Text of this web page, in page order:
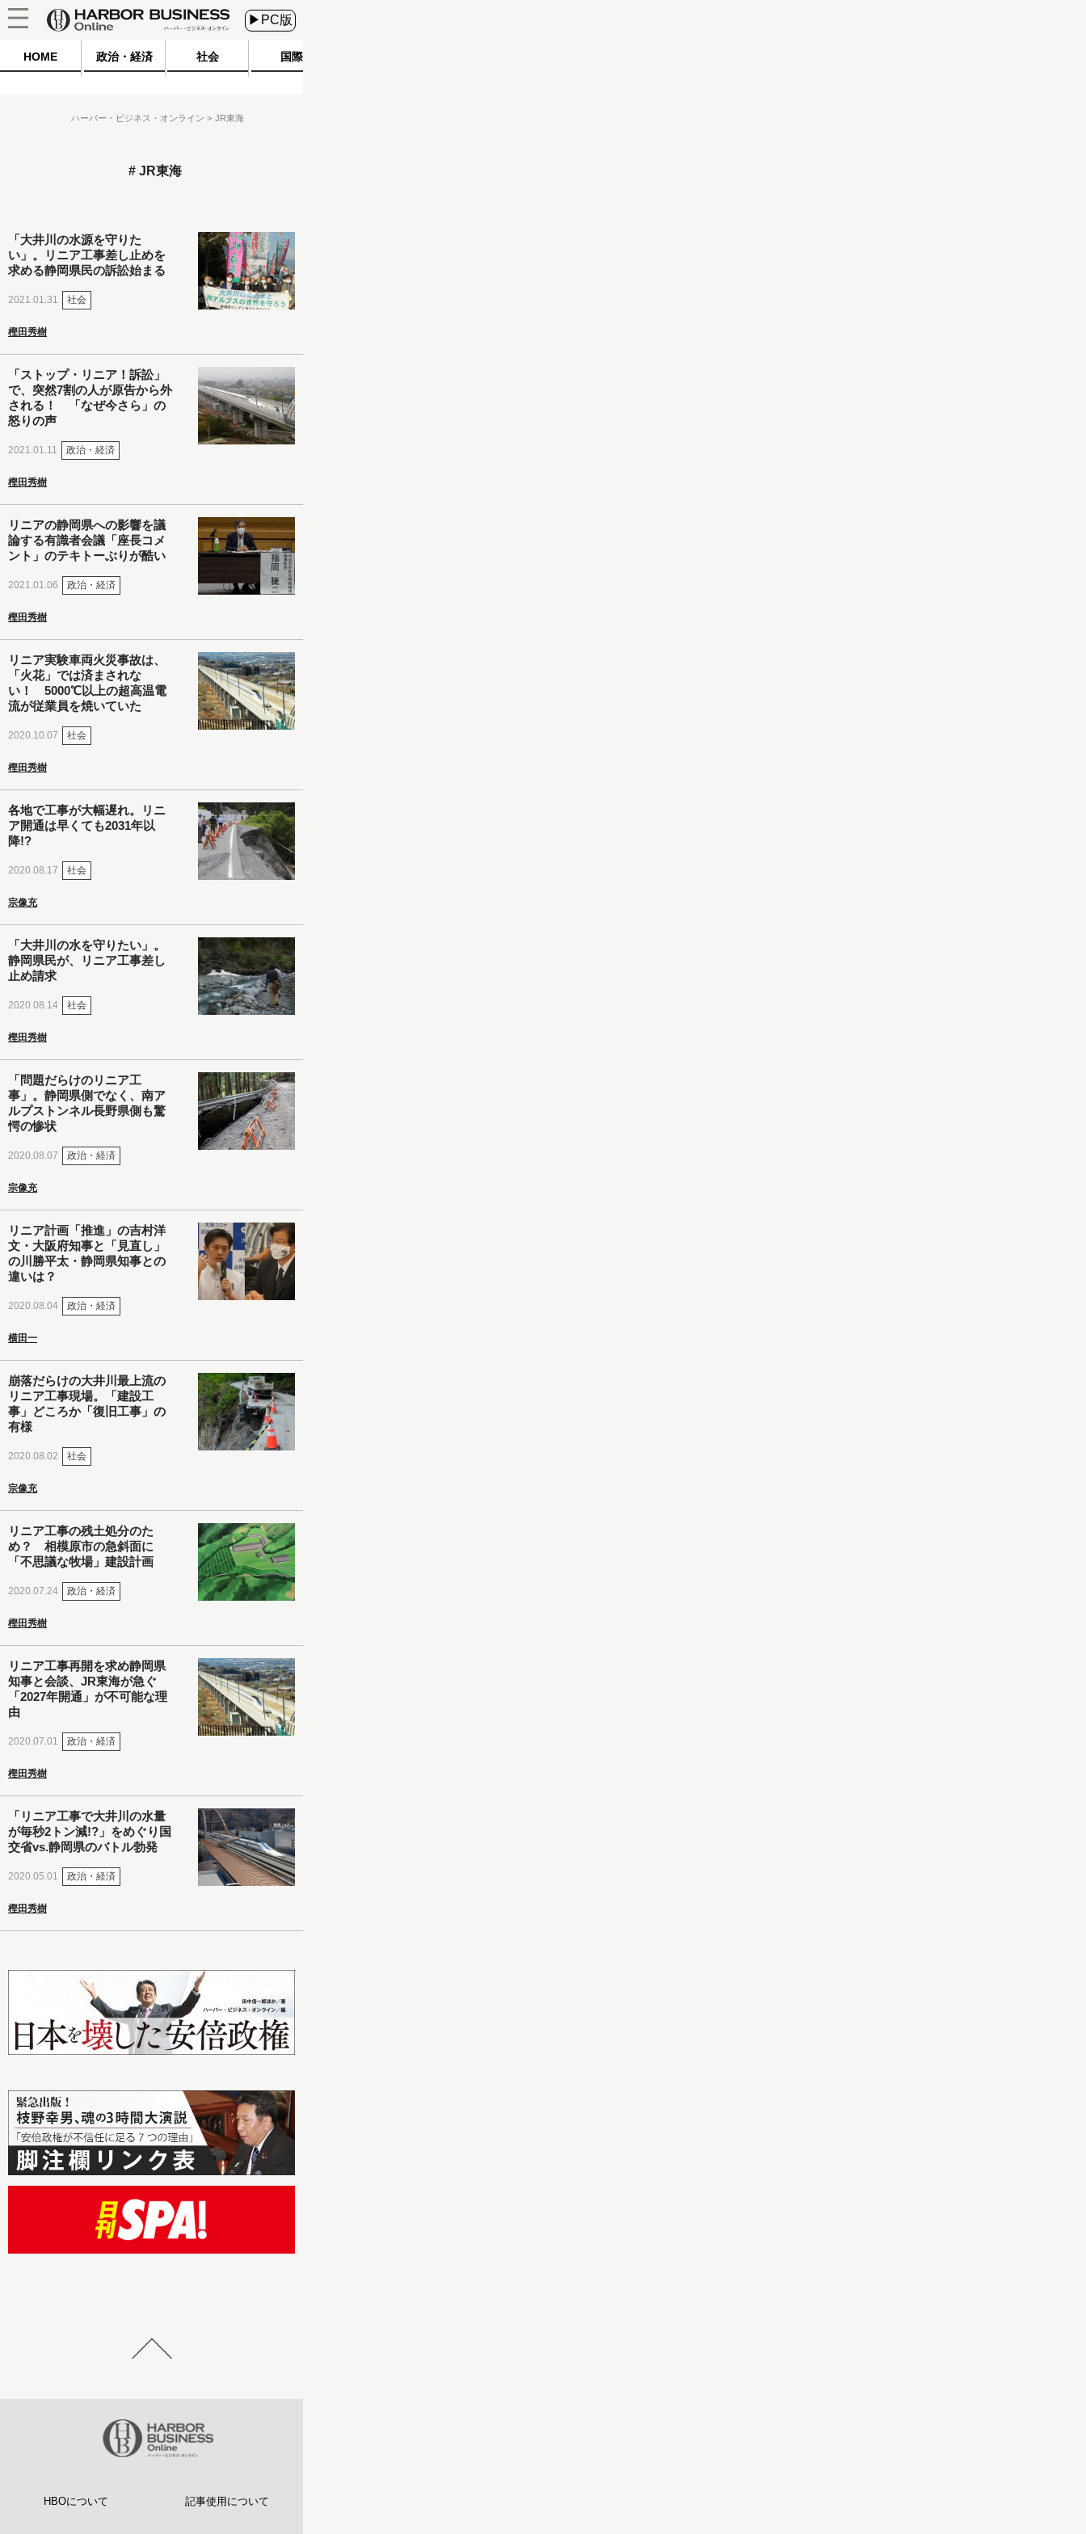
▶PC版
HOME 政治・経済 社会 国際
ハーバー・ビジネス・オンライン JR東海
JR東海
「大井川の水源を守りた
い」。リニア工事差し止めを
求める静岡県民の訴訟始まる
2021.01.31 社会
樫田秀樹
「ストップ・リニア！訴訟」
で、突然7割の人が原告から外
される！ 「なぜ今さら」の
怒りの声
2021.01.11 政治・経済
樫田秀樹
リニアの静岡県への影響を議
論する有識者会議「座長コメ
ント」のテキトーぶりが酷い
2021.01.06 政治・経済
樫田秀樹
リニア実験車両火災事故は、
「火花」では済まされな
い！ 5000℃以上の超高温電
流が従業員を焼いていた
2020.10.07 社会
樫田秀樹
各地で工事が大幅遅れ。リニ
ア開通は早くても2031年以
降!?
2020.08.17 社会
宗像充
「大井川の水を守りたい」。
静岡県民が、リニア工事差し
止め請求
2020.08.14 社会
樫田秀樹
「問題だらけのリニア工
事」。静岡県側でなく、南ア
ルプストンネル長野県側も驚
愕の惨状
2020.08.07 政治・経済
宗像充
リニア計画「推進」の吉村洋
文・大阪府知事と「見直し」
の川勝平太・静岡県知事との
違いは？
2020.08.04 政治・経済
横田一
崩落だらけの大井川最上流の
リニア工事現場。「建設工
事」どころか「復旧工事」の
有様
2020.08.02 社会
宗像充
リニア工事の残土処分のた
め？ 相模原市の急斜面に
「不思議な牧場」建設計画
2020.07.24 政治・経済
樫田秀樹
リニア工事再開を求め静岡県
知事と会談、JR東海が急ぐ
「2027年開通」が不可能な理
由
2020.07.01 政治・経済
樫田秀樹
「リニア工事で大井川の水量
が毎秒2トン減!?」をめぐり国
交省vs.静岡県のバトル勃発
2020.05.01 政治・経済
樫田秀樹
HBOについて 記事使用について